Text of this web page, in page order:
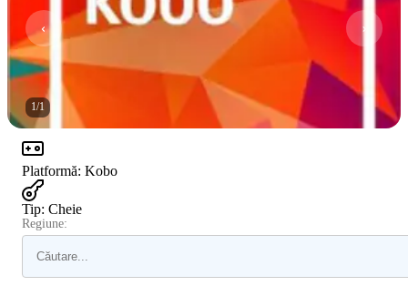
1/1
Platformă: Kobo
Tip: Cheie
Regiune: